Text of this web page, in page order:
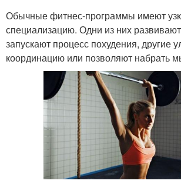
Обычные фитнес-программы имеют
специализацию. Одни из них
запускают процесс похудения, другие
координацию или позволяют набрать